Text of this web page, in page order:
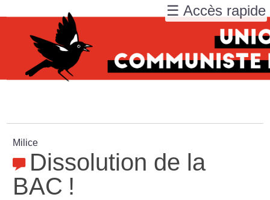
Milice
Dissolution de la
BAC !
☰ Accès rapide